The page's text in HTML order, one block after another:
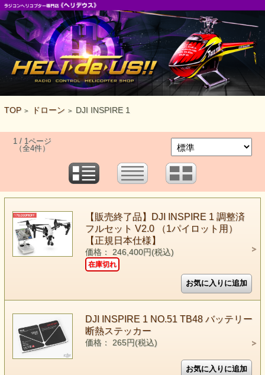
TOP > ドローン > DJI INSPIRE 1
1 / 1ページ
（全4件）
【販売終了品】DJI INSPIRE 1 調整済
フルセット V2.0 （1パイロット用）
【正規日本仕様】
価格： 246,400円(税込)
在庫切れ
DJI INSPIRE 1 NO.51 TB48 バッテリー
断熱ステッカー
価格： 265円(税込)